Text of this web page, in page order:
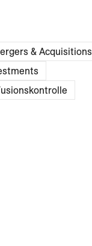
& Acquisitions